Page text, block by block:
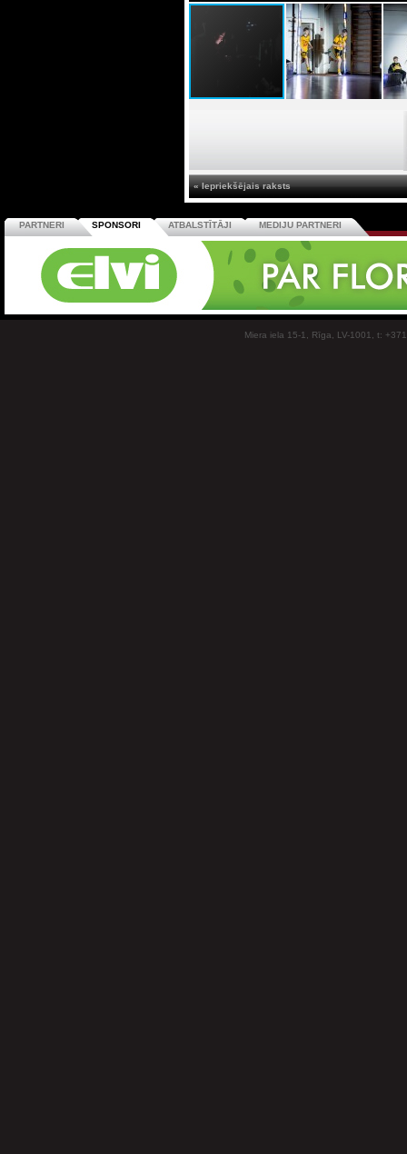
« Iepriekšējais raksts
PARTNERI SPONSORI ATBALSTĪTĀJI MEDIJU PARTNERI
Miera iela 15-1, Rīga, LV-1001, t: